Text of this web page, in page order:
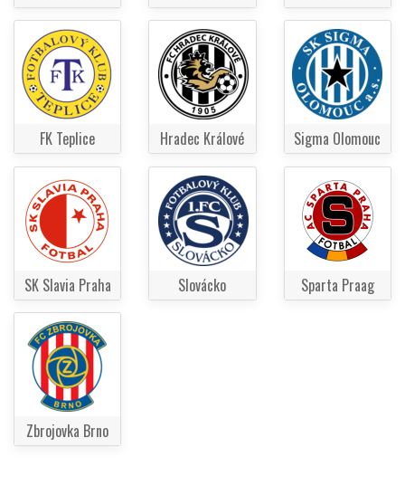
FK Teplice Hradec Králové Sigma Olomouc
SK Slavia Praha Slovácko Sparta Praag
Zbrojovka Brno